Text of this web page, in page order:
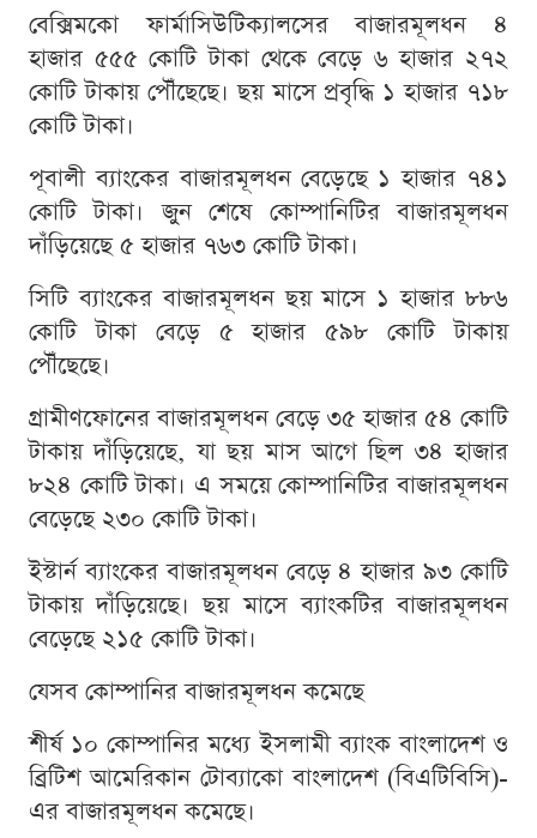
বেক্সিমকো ফার্মাসিউটিক্যালসের বাজারমূলধন ৪
হাজার ৫৫৫ কোটি টাকা থেকে বেড়ে ৬ হাজার ২৭২
কোটি টাকায় পৌঁছেছে। ছয় মাসে প্রবৃদ্ধি ১ হাজার ৭১৮
কোটি টাকা।
পূবালী ব্যাংকের বাজারমূলধন বেড়েছে ১ হাজার ৭৪১
কোটি টাকা। জুন শেষে কোম্পানিটির বাজারমূলধন
দাঁড়িয়েছে ৫ হাজার ৭৬৩ কোটি টাকা।
সিটি ব্যাংকের বাজারমূলধন ছয় মাসে ১ হাজার ৮৮৬
কোটি টাকা বেড়ে ৫ হাজার ৫৯৮ কোটি টাকায়
পৌঁছেছে।
গ্রামীণফোনের বাজারমূলধন বেড়ে ৩৫ হাজার ৫৪ কোটি
টাকায় দাঁড়িয়েছে, যা ছয় মাস আগে ছিল ৩৪ হাজার
৮২৪ কোটি টাকা। এ সময়ে কোম্পানিটির বাজারমূলধন
বেড়েছে ২৩০ কোটি টাকা।
ইস্টার্ন ব্যাংকের বাজারমূলধন বেড়ে ৪ হাজার ৯৩ কোটি
টাকায় দাঁড়িয়েছে। ছয় মাসে ব্যাংকটির বাজারমূলধন
বেড়েছে ২১৫ কোটি টাকা।
যেসব কোম্পানির বাজারমূলধন কমেছে
শীর্ষ ১০ কোম্পানির মধ্যে ইসলামী ব্যাংক বাংলাদেশ ও
ব্রিটিশ আমেরিকান টোব্যাকো বাংলাদেশ (বিএটিবিসি)-
এর বাজারমূলধন কমেছে।